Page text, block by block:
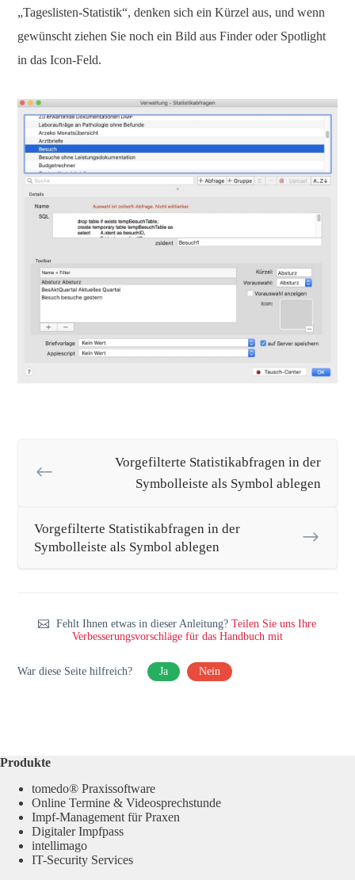
„Tageslisten-Statistik“, denken sich ein Kürzel aus, und wenn
gewünscht ziehen Sie noch ein Bild aus Finder oder Spotlight
in das Icon-Feld.
Vorgefilterte Statistikabfragen in der
Symbolleiste als Symbol ablegen
Vorgefilterte Statistikabfragen in der
Symbolleiste als Symbol ablegen
Fehlt Ihnen etwas in dieser Anleitung?Teilen Sie uns Ihre
Verbesserungsvorschläge für das Handbuch mit
War diese Seite hilfreich? Ja Nein
Produkte
tomedo® Praxissoftware
Online Termine & Videosprechstunde
Impf-Management für Praxen
Digitaler Impfpass
intellimago
IT-Security Services